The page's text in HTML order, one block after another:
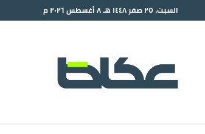
السبت، ٢٥ صفر ١٤٤٨ هـ ٨ أغسطس ٢٠٢٦ م